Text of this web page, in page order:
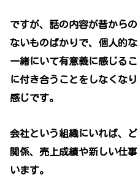
ですが、話の内容が昔から
ないものばかりで、個人的
一緒にいて有意義に感じる
に付き合うことをしなくな
感じです。
会社という組織にいれば、
関係、売上成績や新しい仕
います。